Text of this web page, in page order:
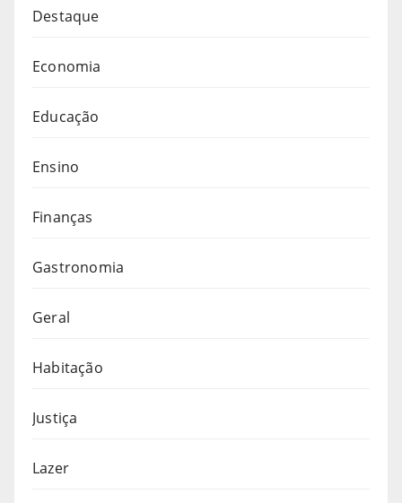
Destaque
Economia
Educação
Ensino
Finanças
Gastronomia
Geral
Habitação
Justiça
Lazer